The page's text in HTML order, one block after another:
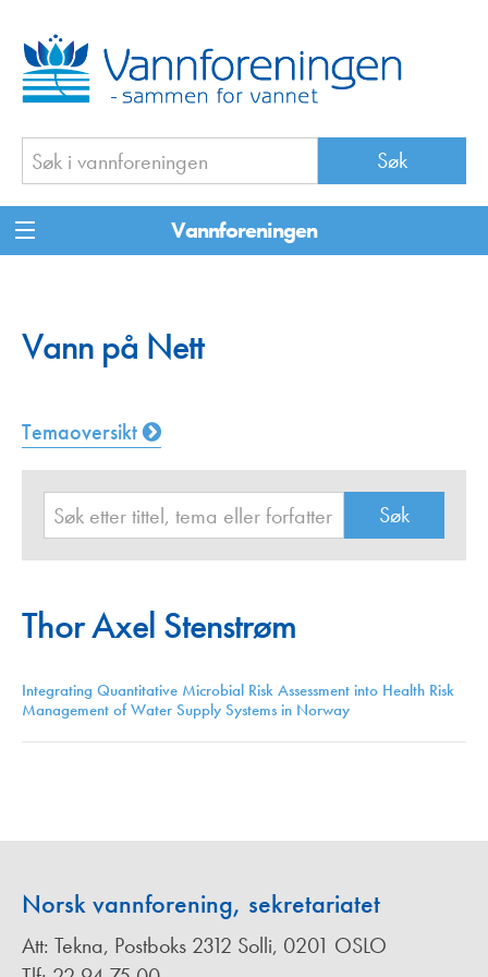
Vannforeningen
Vann på Nett
Temaoversikt
Thor Axel Stenstrøm
Integrating Quantitative Microbial Risk Assessment into Health Risk
Management of Water Supply Systems in Norway
Norsk vannforening, sekretariatet
Att: Tekna, Postboks 2312 Solli, 0201 OSLO